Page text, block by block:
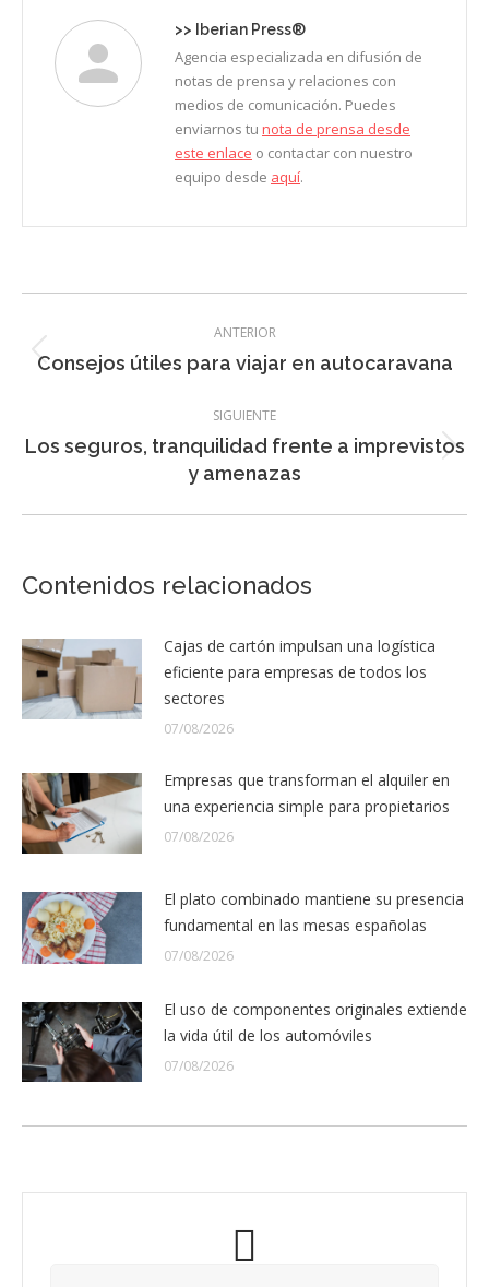
>> Iberian Press®
Agencia especializada en difusión de
notas de prensa y relaciones con
medios de comunicación. Puedes
enviarnos tu nota de prensa desde
este enlace o contactar con nuestro
equipo desde aquí.
entre
ANTERIOR
Entrada
Consejos útiles para viajar en autocaravana
SIGUIENTE
Entrada
siguiente:
Los seguros, tranquilidad frente a imprevistos
y amenazas
Contenidos relacionados
Cajas de cartón impulsan una logística
eficiente para empresas de todos los
sectores
07/08/2026
Empresas que transforman el alquiler en
una experiencia simple para propietarios
07/08/2026
El plato combinado mantiene su presencia
fundamental en las mesas españolas
07/08/2026
El uso de componentes originales extiende
la vida útil de los automóviles
07/08/2026